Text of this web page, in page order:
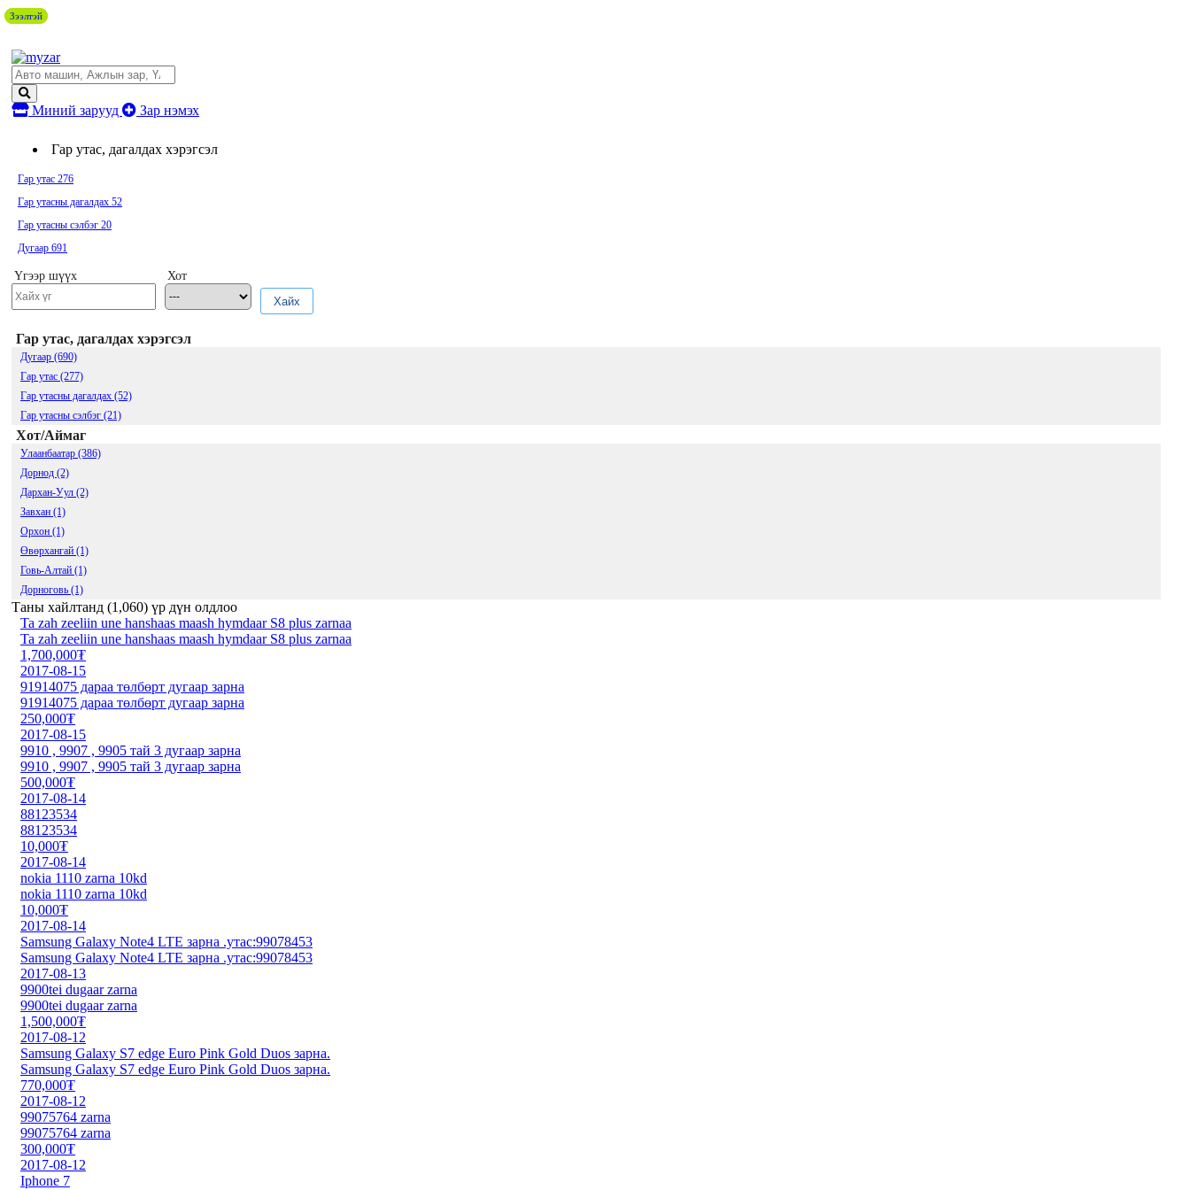
Миний зарууд Зар нэмэх
Гар утас, дагалдах хэрэгсэл
Гар утас 276
Гар утасны дагалдах 52
Гар утасны сэлбэг 20
Дугаар 691
Үгээр шүүх
Хот
Хайх
Гар утас, дагалдах хэрэгсэл
Дугаар (690)
Гар утас (277)
Гар утасны дагалдах (52)
Гар утасны сэлбэг (21)
Хот/Аймаг
Улаанбаатар (386)
Дорнод (2)
Дархан-Уул (2)
Завхан (1)
Орхон (1)
Өвөрхангай (1)
Говь-Алтай (1)
Дорноговь (1)
Таны хайлтанд (1,060) үр дүн олдлоо
Ta zah zeeliin une hanshaas maash hymdaar S8 plus zarnaa
Зээлтэй
Ta zah zeeliin une hanshaas maash hymdaar S8 plus zarnaa
1,700,000₮
2017-08-15
91914075 дараа төлбөрт дугаар зарна
91914075 дараа төлбөрт дугаар зарна
250,000₮
2017-08-15
9910 , 9907 , 9905 тай 3 дугаар зарна
9910 , 9907 , 9905 тай 3 дугаар зарна
500,000₮
2017-08-14
88123534
88123534
10,000₮
2017-08-14
nokia 1110 zarna 10kd
nokia 1110 zarna 10kd
10,000₮
2017-08-14
Samsung Galaxy Note4 LTE зарна .утас:99078453
Samsung Galaxy Note4 LTE зарна .утас:99078453
2017-08-13
9900tei dugaar zarna
Зээлтэй
9900tei dugaar zarna
1,500,000₮
2017-08-12
Samsung Galaxy S7 edge Euro Pink Gold Duos зарна.
Samsung Galaxy S7 edge Euro Pink Gold Duos зарна.
770,000₮
2017-08-12
99075764 zarna
99075764 zarna
300,000₮
2017-08-12
Iphone 7